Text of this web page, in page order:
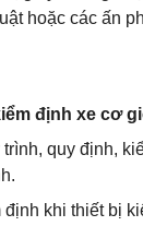
hoặc các ấn
định xe cơ
quy định,
khi thiết bị